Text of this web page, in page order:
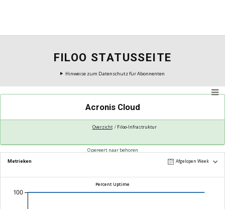
FILOO STATUSSEITE
Hinweise zum Datenschutz für Abonnenten
Acronis Cloud
Overzicht Filoo-Infrastruktur
Opereert naar behoren
Metrieken Afgelopen Week
Percent Uptime
100